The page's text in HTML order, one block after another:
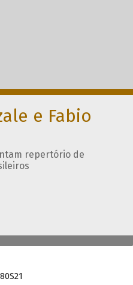
e Fabio
repertório de